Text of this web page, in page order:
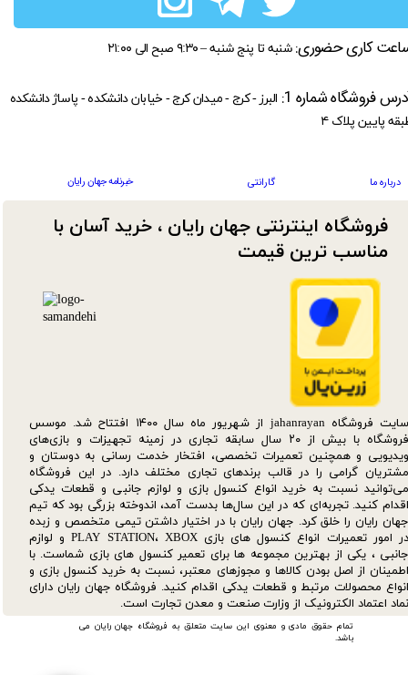
تمام حقوق مادی و معنوی این سایت متعلق به فروشگاه جهان رایان می
باشد.
سایت فروشگاه jahanrayan از شهریور ماه سال ۱۴۰۰ افتتاح شد. موسس
فروشگاه با بیش از ۲۰ سال سابقه تجاری در زمینه تجهیزات و بازی‌های
ویدیویی و همچنین تعمیرات تخصصی، افتخار خدمت رسانی به دوستان و
مشتریان گرامی را در قالب برندهای تجاری مختلف دارد. در این فروشگاه
می‌توانید نسبت به خرید انواع کنسول بازی و لوازم جانبی و قطعات یدکی‌
اقدام کنید. تجربه‌ای که در این سال‌ها بدست آمد، اندوخته بزرگی بود که تیم
جهان رایان را خلق کرد. جهان رایان با در اختیار داشتن تیمی متخصص و زبده
در امور تعمیرات انواع کنسول های بازی PLAY STATION، XBOX و لوازم
جانبی ، یکی از بهترین مجموعه ها برای تعمیر کنسول های بازی شماست. با
اطمینان از اصل بودن کالاها و مجوزهای معتبر، نسبت به خرید کنسول بازی و
انواع محصولات مرتبط و قطعات یدکی اقدام کنید. فروشگاه جهان رایان دارای
نماد اعتماد الکترونیک از وزارت صنعت و معدن تجارت است.
فروشگاه اینترنتی جهان رایان ، خرید آسان با
مناسب ترین قیمت​​​​​​​
کاری حضوری: شنبه تا پنج شنبه – ۹:۳۰ صبح الی ۲۱:۰۰
درباره ما گارانتی خبرنامه جهان رایان
فروشگاه شماره 1:
البرز - کرج - میدان کرج - خیابان دانشکده - پاساژ دانشکده
پایین پلاک ۴